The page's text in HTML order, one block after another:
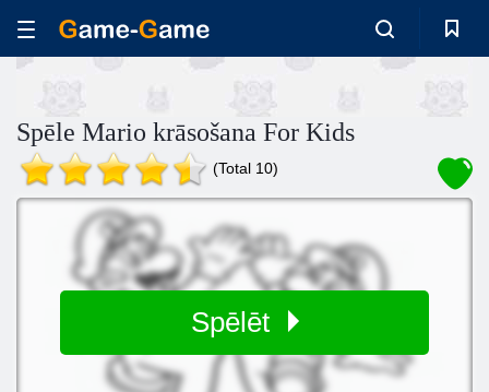
Spēle Mario krāsošana For Kids
(Total 10)
Spēlēt